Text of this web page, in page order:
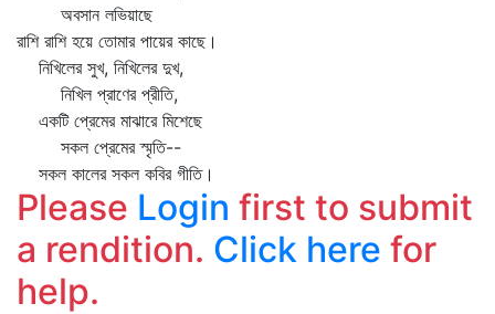
অবসান লভিয়াছে
রাশি রাশি হয়ে তোমার পায়ের কাছে।
নিখিলের সুখ, নিখিলের দুখ,
নিখিল প্রাণের প্রীতি,
একটি প্রেমের মাঝারে মিশেছে
সকল প্রেমের স্মৃতি--
সকল কালের সকল কবির গীতি।
Please Login first to submit
a rendition. Click here for
help.